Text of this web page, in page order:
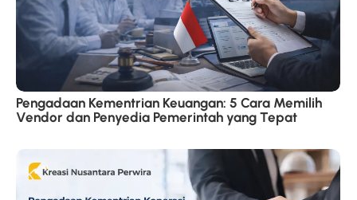
Pengadaan Kementrian Keuangan: 5 Cara Memilih
Vendor dan Penyedia Pemerintah yang Tepat